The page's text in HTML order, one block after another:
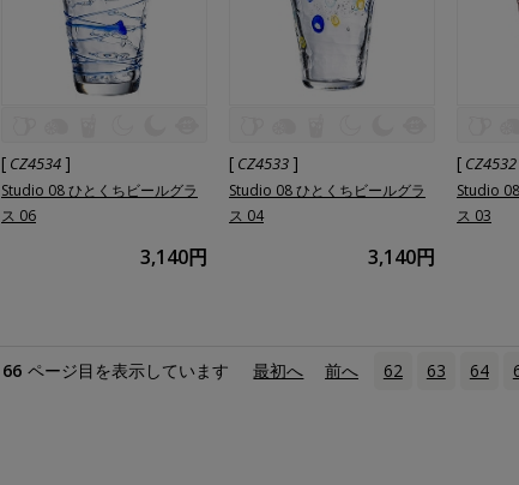
[ CZ4534 ]
Studio 08 ひとくちビールグラ
ス 06
3,140円
[ CZ4533 ]
Studio 08 ひとくちビールグラ
ス 04
3,140円
[ CZ4532
Studio
ス 03
66 ページ目を表示しています 最初へ 前へ 62 63 64